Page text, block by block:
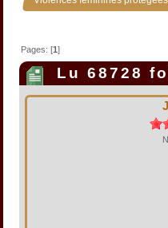
Pages: [1]
Lu 68728